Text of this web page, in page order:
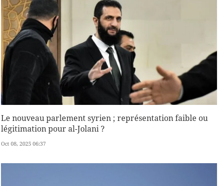
Le nouveau parlement syrien ; représentation faible ou
légitimation pour al-Jolani ?
Oct 08, 2025 06:37